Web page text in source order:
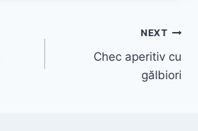
NEXT
Chec aperitiv cu
gălbiori